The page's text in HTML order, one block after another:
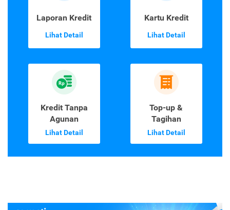
Laporan Kredit
Lihat Detail
Kartu Kredit
Lihat Detail
Kredit Tanpa
Agunan
Lihat Detail
Top-up &
Tagihan
Lihat Detail